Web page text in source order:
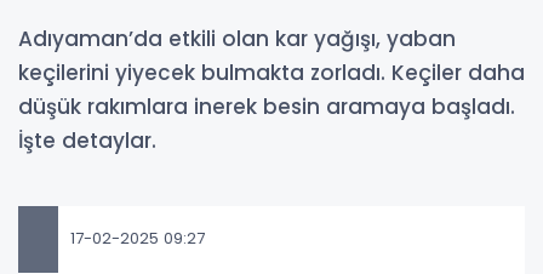
Adıyaman’da etkili olan kar yağışı, yaban
keçilerini yiyecek bulmakta zorladı. Keçiler daha
düşük rakımlara inerek besin aramaya başladı.
İşte detaylar.
17-02-2025 09:27